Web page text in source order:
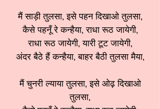
मैं साड़ी तुलसा, इसे पहन दिखाओ तुलसा,
कैसे पहनूँ रे कन्हैया, राधा रूठ जायेगी,
राधा रूठ जायेगी, यारी टूट जायेगी,
अंदर बैठे हैं कन्हैया, बाहर बैठी तुलसा मैया,
मैं चुनरी ल्याया तुलसा, इसे ओढ़ दिखाओ
तुलसा,